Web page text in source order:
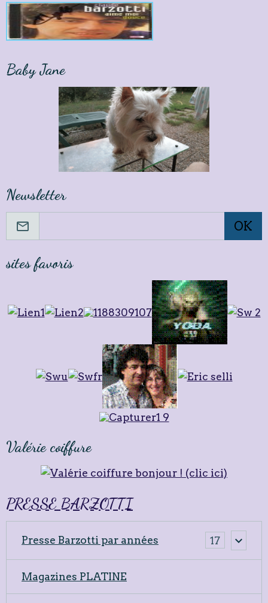
Baby Jane
Newsletter
OK
sites favoris
Valérie coiffure
PRESSE BARZOTTI
Presse Barzotti par années 17
Magazines PLATINE